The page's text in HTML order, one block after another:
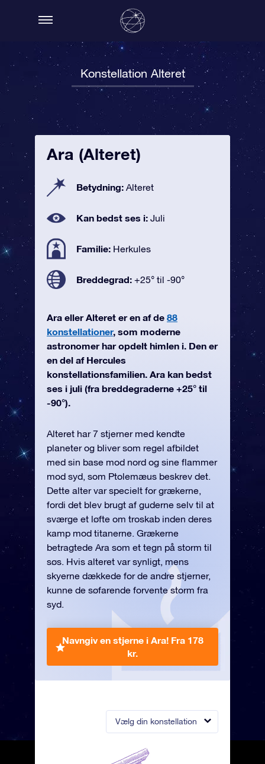
Konstellation Alteret
Vælg din konstellation
Ara (Alteret)
Betydning: Alteret
Kan bedst ses i: Juli
Familie: Herkules
Breddegrad: +25° til -90°
Ara eller Alteret er en af de 88
konstellationer, som moderne
astronomer har opdelt himlen i. Den er
en del af Hercules
konstellationsfamilien. Ara kan bedst
ses i juli (fra breddegraderne +25° til
-90°).
Alteret har 7 stjerner med kendte
planeter og bliver som regel afbildet
med sin base mod nord og sine flammer
mod syd, som Ptolemæus beskrev det.
Dette alter var specielt for grækerne,
fordi det blev brugt af guderne selv til at
sværge et løfte om troskab inden deres
kamp mod titanerne. Grækerne
betragtede Ara som et tegn på storm til
søs. Hvis alteret var synligt, mens
skyerne dækkede for de andre stjerner,
kunne de søfarende forvente storm fra
syd.
Navngiv en stjerne i Ara! Fra 178
kr.